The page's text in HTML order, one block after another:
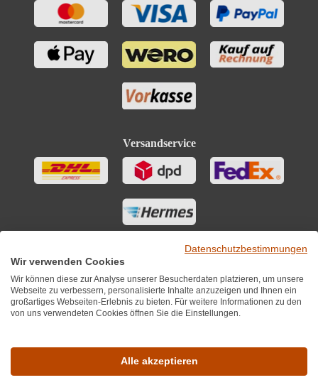
Versandservice
Datenschutzbestimmungen
Wir verwenden Cookies
Wir können diese zur Analyse unserer Besucherdaten platzieren, um unsere
Webseite zu verbessern, personalisierte Inhalte anzuzeigen und Ihnen ein
großartiges Webseiten-Erlebnis zu bieten. Für weitere Informationen zu den
von uns verwendeten Cookies öffnen Sie die Einstellungen.
Alle akzeptieren